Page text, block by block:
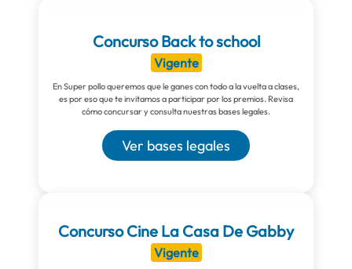
Concurso Back to school
Vigente
En Super pollo queremos que le ganes con todo a la vuelta a clases,
es por eso que te invitamos a participar por los premios. Revisa
cómo concursar y consulta nuestras bases legales.
Ver bases legales
Concurso Cine La Casa De Gabby
Vigente